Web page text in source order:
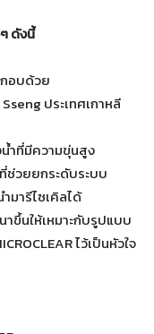
ดังนี้
กอบด้วย
ประเทศเกาหลี
ำที่มีความขุ่นสูง
ที่ช่วยยกระดับระบบ
มารีไซเคิลได้
ขึ้นให้เหมาะกับรูปแบบ
ไว้เป็นหัวใจ